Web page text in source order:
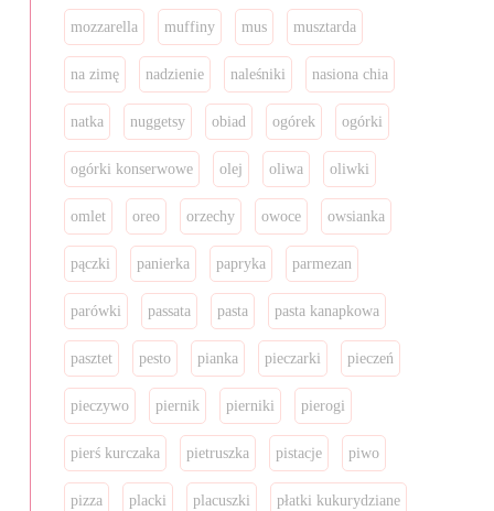
mozzarella muffiny mus musztarda
na zimę nadzienie naleśniki nasiona chia
natka nuggetsy obiad ogórek ogórki
ogórki konserwowe olej oliwa oliwki
omlet oreo orzechy owoce owsianka
pączki panierka papryka parmezan
parówki passata pasta pasta kanapkowa
pasztet pesto pianka pieczarki pieczeń
pieczywo piernik pierniki pierogi
pierś kurczaka pietruszka pistacje piwo
pizza placki placuszki płatki kukurydziane